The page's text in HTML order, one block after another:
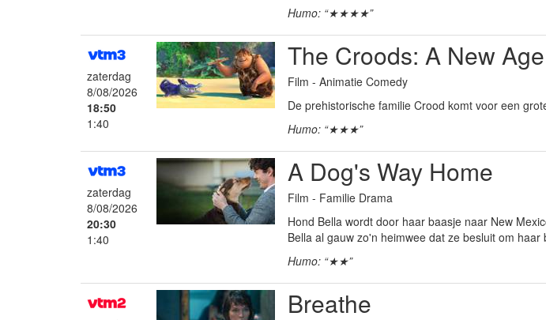
Humo: “★★★★”
zaterdag
8/08/2026
18:50
1:40
The Croods: A New Age
Film - Animatie Comedy
De prehistorische familie Crood komt voor een
Humo: “★★★”
zaterdag
8/08/2026
20:30
1:40
A Dog's Way Home
Film - Familie Drama
Hond Bella wordt door haar baasje naar New
Bella al gauw zo'n heimwee dat ze besluit om haar
Humo: “★★”
Breathe